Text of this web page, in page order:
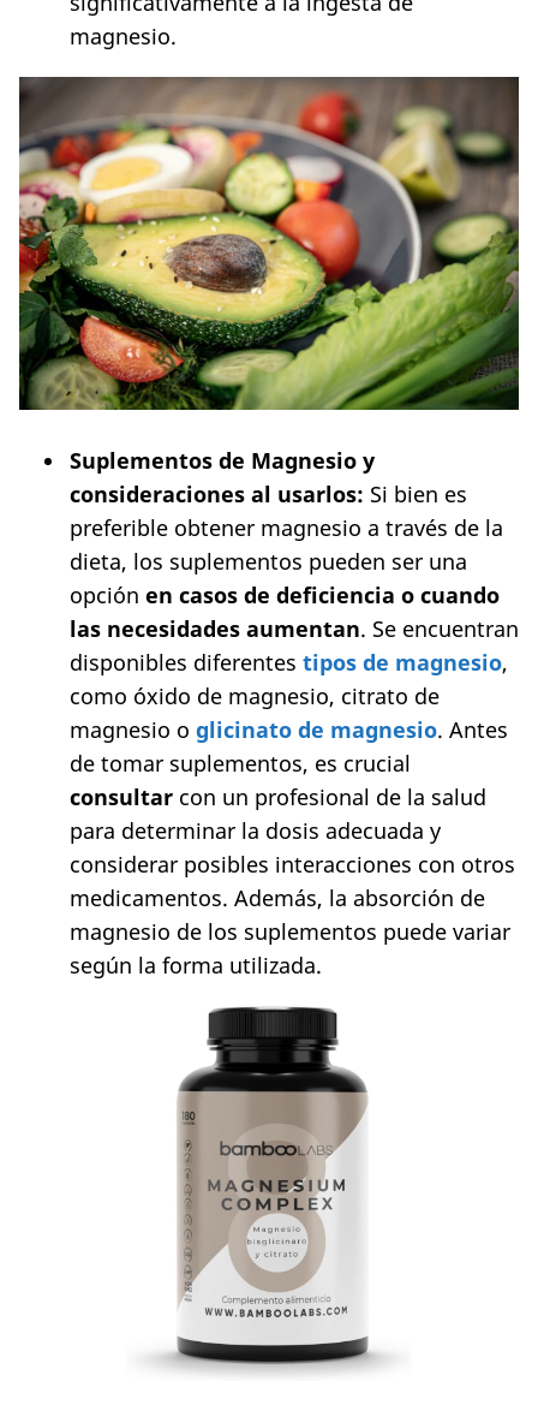
magnesio.
Suplementos de Magnesio y
consideraciones al usarlos: Si bien es
preferible obtener magnesio a través de la
dieta, los suplementos pueden ser una
opción en casos de deficiencia o cuando
las necesidades aumentan. Se encuentran
disponibles diferentes tipos de magnesio,
como óxido de magnesio, citrato de
magnesio o glicinato de magnesio. Antes
de tomar suplementos, es crucial
consultar con un profesional de la salud
para determinar la dosis adecuada y
considerar posibles interacciones con otros
medicamentos. Además, la absorción de
magnesio de los suplementos puede variar
según la forma utilizada.